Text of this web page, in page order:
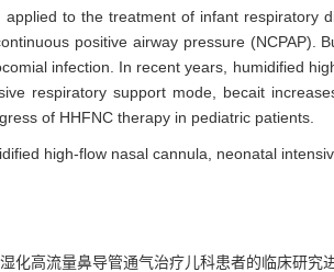
to the treatment of infant respiratory
positive airway pressure (NCPAP).
infection. In recent years, humidified
respiratory support mode, becait
of HHFNC therapy in pediatric patients.
high-flow nasal cannula, neonatal
化高流量鼻导管通气治疗儿科患者的临床研